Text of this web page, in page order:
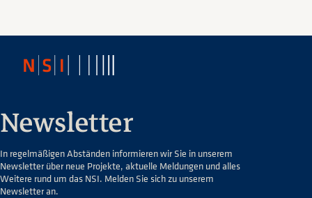
Newsletter
In regelmäßigen Abständen informieren wir Sie in unserem
Newsletter über neue Projekte, aktuelle Meldungen und alles
Weitere rund um das NSI. Melden Sie sich zu unserem
Newsletter an.